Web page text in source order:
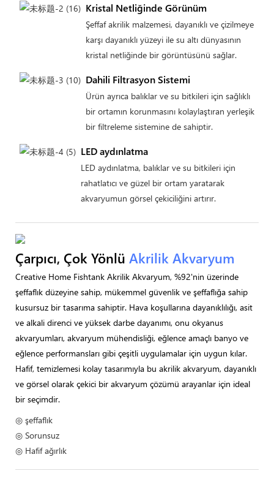
Kristal Netliğinde Görünüm
Şeffaf akrilik malzemesi, dayanıklı ve çizilmeye
karşı dayanıklı yüzeyi ile su altı dünyasının
kristal netliğinde bir görüntüsünü sağlar.
Dahili Filtrasyon Sistemi
Ürün ayrıca balıklar ve su bitkileri için sağlıklı
bir ortamın korunmasını kolaylaştıran yerleşik
bir filtreleme sistemine de sahiptir.
LED aydınlatma
LED aydınlatma, balıklar ve su bitkileri için
rahatlatıcı ve güzel bir ortam yaratarak
akvaryumun görsel çekiciliğini artırır.
Çarpıcı, Çok Yönlü Akrilik Akvaryum
Creative Home Fishtank Akrilik Akvaryum, %92'nin üzerinde
şeffaflık düzeyine sahip, mükemmel güvenlik ve şeffaflığa sahip
kusursuz bir tasarıma sahiptir. Hava koşullarına dayanıklılığı, asit
ve alkali direnci ve yüksek darbe dayanımı, onu okyanus
akvaryumları, akvaryum mühendisliği, eğlence amaçlı banyo ve
eğlence performansları gibi çeşitli uygulamalar için uygun kılar.
Hafif, temizlemesi kolay tasarımıyla bu akrilik akvaryum, dayanıklı
ve görsel olarak çekici bir akvaryum çözümü arayanlar için ideal
bir seçimdir.
◎ şeffaflık
◎ Sorunsuz
◎ Hafif ağırlık